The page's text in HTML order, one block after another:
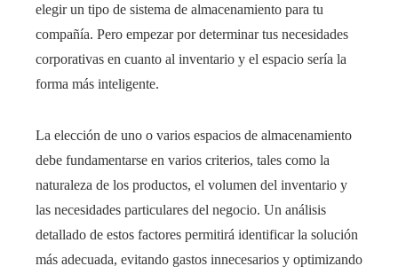
elegir un tipo de sistema de almacenamiento para tu
compañía. Pero empezar por determinar tus necesidades
corporativas en cuanto al inventario y el espacio sería la
forma más inteligente.
La elección de uno o varios espacios de almacenamiento
debe fundamentarse en varios criterios, tales como la
naturaleza de los productos, el volumen del inventario y
las necesidades particulares del negocio. Un análisis
detallado de estos factores permitirá identificar la solución
más adecuada, evitando gastos innecesarios y optimizando